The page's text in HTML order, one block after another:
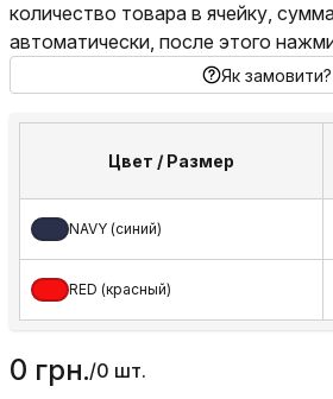
количество товара в ячейку,
автоматически, после этого
Як замовити?
Цвет / Размер
NAVY (синий)
RED (красный)
0 грн./0 шт.